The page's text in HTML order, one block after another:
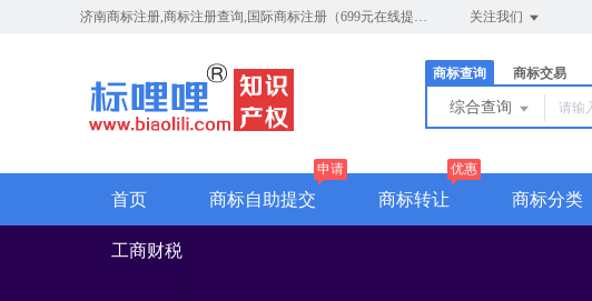
济南商标注册,商标注册查询,国际商标注册（699元在线提交） 关注我们
商标查询 商标交易
综合查询
首页 商标自助提交
申请
商标转让
优惠
商标分类
工商财税